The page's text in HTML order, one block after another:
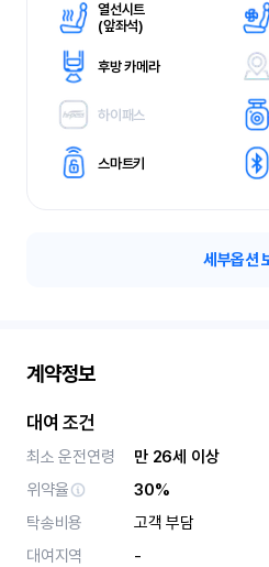
열선시트
(앞좌석)
후방 카메라
하이패스
스마트키
세부옵션
계약정보
대여 조건
최소 운전연령
만 26세 이상
위약율
30%
탁송비용
고객 부담
대여지역
-